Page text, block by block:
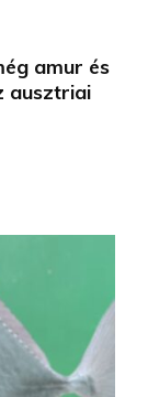
amur és
ausztriai